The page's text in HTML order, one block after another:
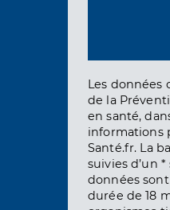
Les données
de la
en santé,
informations
Santé.fr. La
suivies d’un
données
durée de 18